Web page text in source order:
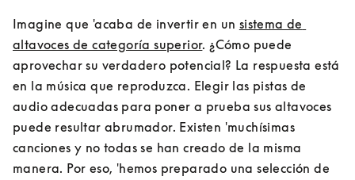
Imagine que 'acaba de invertir en un sistema de
altavoces de categoría superior. ¿Cómo puede
aprovechar su verdadero potencial? La respuesta está
en la música que reproduzca. Elegir las pistas de
audio adecuadas para poner a prueba sus altavoces
puede resultar abrumador. Existen 'muchísimas
canciones y no todas se han creado de la misma
manera. Por eso, 'hemos preparado una selección de